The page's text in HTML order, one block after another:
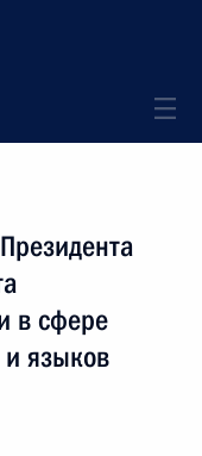
в сфере
и языков